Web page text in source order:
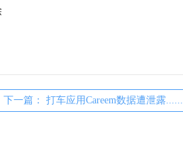
下一篇： 打车应用Careem数据遭泄露......